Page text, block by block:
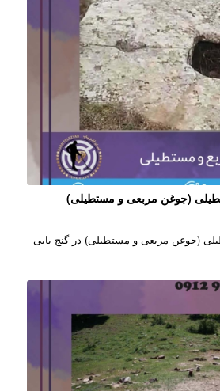
(جوغن مربعی و مستطیلی)
(جوغن مربعی و مستطیلی) در گنج یابی